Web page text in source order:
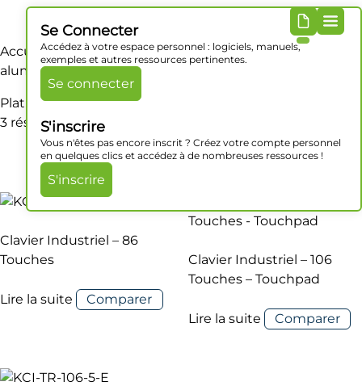
Se Connecter
Accédez à votre espace personnel : logiciels, manuels,
exemples et autres ressources pertinentes.
Se connecter
S'inscrire
Vous n'êtes pas encore inscrit ? Créez votre compte personnel
en quelques clics et accédez à de nombreuses ressources !
S'inscrire
Accueil/ Produit Matériaux / Platine de montage :
aluminium
Platine de montage : aluminium
3 résultats affichés
Clavier Industriel – 86
Touches
Lire la suite Comparer
Clavier Industriel – 106
Touches – Touchpad
Lire la suite Comparer